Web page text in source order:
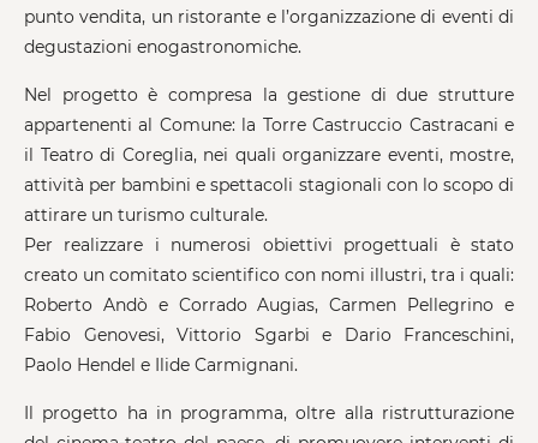
punto vendita, un ristorante e l’organizzazione di eventi di
degustazioni enogastronomiche.
Nel progetto è compresa la gestione di due strutture
appartenenti al Comune: la Torre Castruccio Castracani e
il Teatro di Coreglia, nei quali organizzare eventi, mostre,
attività per bambini e spettacoli stagionali con lo scopo di
attirare un turismo culturale.
Per realizzare i numerosi obiettivi progettuali è stato
creato un comitato scientifico con nomi illustri, tra i quali:
Roberto Andò e Corrado Augias, Carmen Pellegrino e
Fabio Genovesi, Vittorio Sgarbi e Dario Franceschini,
Paolo Hendel e Ilide Carmignani.
Il progetto ha in programma, oltre alla ristrutturazione